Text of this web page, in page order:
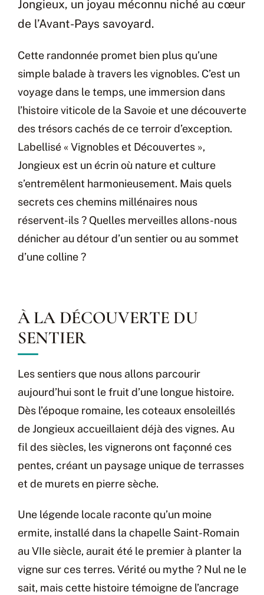
Jongieux, un joyau méconnu niché au cœur
de l’Avant-Pays savoyard.
Cette randonnée promet bien plus qu’une
simple balade à travers les vignobles. C’est un
voyage dans le temps, une immersion dans
l’histoire viticole de la Savoie et une découverte
des trésors cachés de ce terroir d’exception.
Labellisé « Vignobles et Découvertes »,
Jongieux est un écrin où nature et culture
s’entremêlent harmonieusement. Mais quels
secrets ces chemins millénaires nous
réservent-ils ? Quelles merveilles allons-nous
dénicher au détour d’un sentier ou au sommet
d’une colline ?
À LA DÉCOUVERTE DU
SENTIER
Les sentiers que nous allons parcourir
aujourd’hui sont le fruit d’une longue histoire.
Dès l’époque romaine, les coteaux ensoleillés
de Jongieux accueillaient déjà des vignes. Au
fil des siècles, les vignerons ont façonné ces
pentes, créant un paysage unique de terrasses
et de murets en pierre sèche.
Une légende locale raconte qu’un moine
ermite, installé dans la chapelle Saint-Romain
au VIIe siècle, aurait été le premier à planter la
vigne sur ces terres. Vérité ou mythe ? Nul ne le
sait, mais cette histoire témoigne de l’ancrage